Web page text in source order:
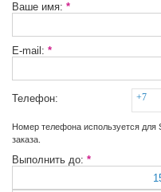
Ваше имя: *
E-mail: *
Телефон: +7
Номер телефона используется для
заказа.
Выполнить до: *